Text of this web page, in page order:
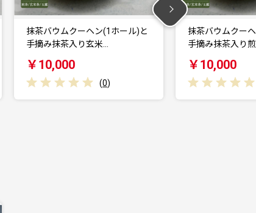
抹茶バウムクーヘン(1ホール)と
手摘み抹茶入り煎茶…
￥10,000
京都府与謝
マツを練り
￥13,000